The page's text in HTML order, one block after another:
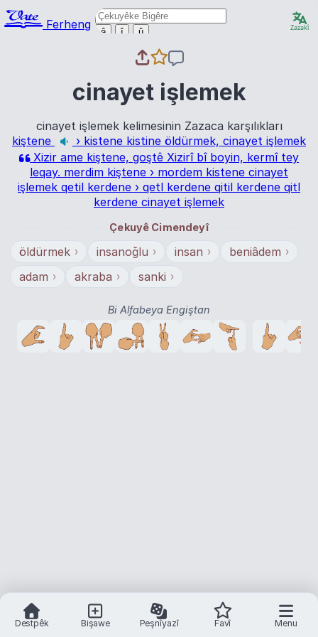
Ferheng
ê î û Zazakî
cinayet işlemek
cinayet işlemek kelimesinin Zazaca karşılıkları
kiştene
› kistene kistine öldürmek, cinayet işlemek
Xizir ame kiştene, goştê Xizirî bî boyin, kermî tey
leqay. merdim kiştene › mordem kistene cinayet
işlemek qetil kerdene › qetl kerdene qitil kerdene qitl
kerdene cinayet işlemek
Çekuyê Cimendeyî
öldürmek › insanoğlu › insan › beniâdem ›
adam › akraba › sanki ›
Bi Alfabeya Engiştan
Destpêk Bişawe Peşnîyazî Favî Menu